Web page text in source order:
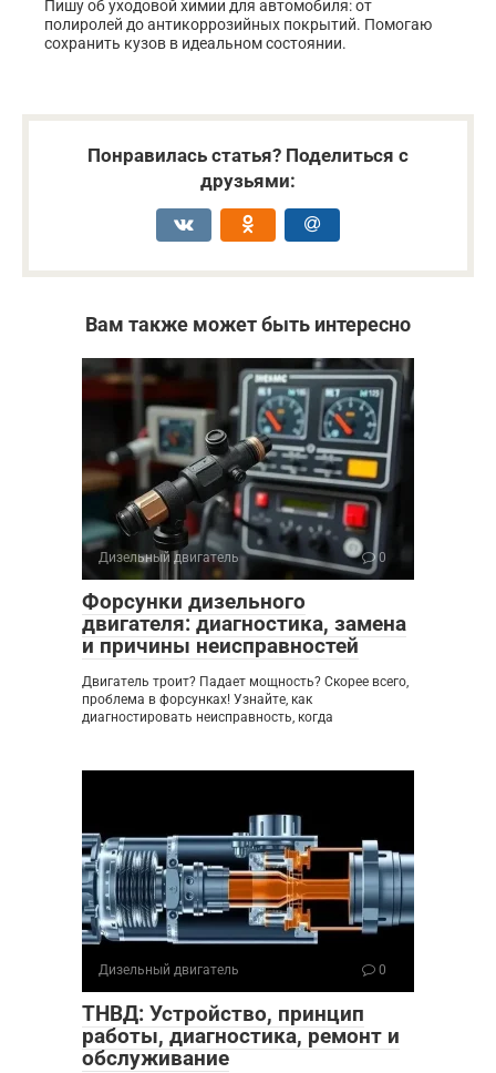
Пишу об уходовой химии для автомобиля: от
полиролей до антикоррозийных покрытий. Помогаю
сохранить кузов в идеальном состоянии.
Понравилась статья? Поделиться с
друзьями:
Вам также может быть интересно
Дизельный двигатель 0
Форсунки дизельного
двигателя: диагностика, замена
и причины неисправностей
Двигатель троит? Падает мощность? Скорее всего,
проблема в форсунках! Узнайте, как
диагностировать неисправность, когда
Дизельный двигатель 0
ТНВД: Устройство, принцип
работы, диагностика, ремонт и
обслуживание